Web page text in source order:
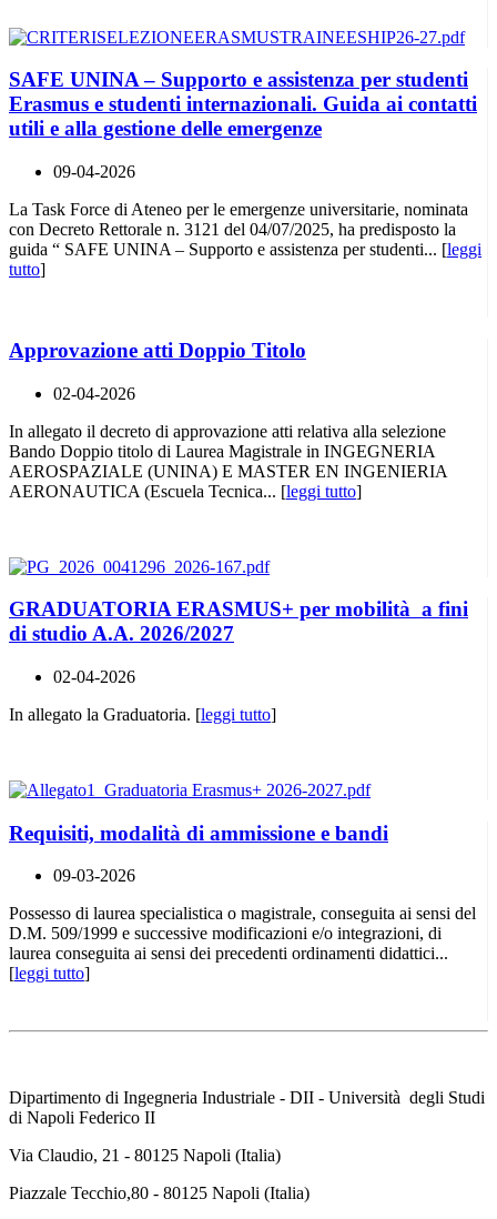
SAFE UNINA – Supporto e assistenza per studenti
Erasmus e studenti internazionali. Guida ai contatti
utili e alla gestione delle emergenze
09-04-2026
La Task Force di Ateneo per le emergenze universitarie, nominata
con Decreto Rettorale n. 3121 del 04/07/2025, ha predisposto la
guida “ SAFE UNINA – Supporto e assistenza per studenti... [leggi
tutto]
Approvazione atti Doppio Titolo
02-04-2026
In allegato il decreto di approvazione atti relativa alla selezione
Bando Doppio titolo di Laurea Magistrale in INGEGNERIA
AEROSPAZIALE (UNINA) E MASTER EN INGENIERIA
AERONAUTICA (Escuela Tecnica... [leggi tutto]
GRADUATORIA ERASMUS+ per mobilità a fini
di studio A.A. 2026/2027
02-04-2026
In allegato la Graduatoria. [leggi tutto]
Requisiti, modalità di ammissione e bandi
09-03-2026
Possesso di laurea specialistica o magistrale, conseguita ai sensi del
D.M. 509/1999 e successive modificazioni e/o integrazioni, di
laurea conseguita ai sensi dei precedenti ordinamenti didattici...
[leggi tutto]
Dipartimento di Ingegneria Industriale - DII - Università degli Studi
di Napoli Federico II
Via Claudio, 21 - 80125 Napoli (Italia)
Piazzale Tecchio,80 - 80125 Napoli (Italia)